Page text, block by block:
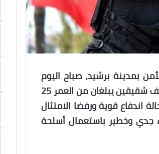
بمدينة برشيد، صباح اليوم
الثلاثاء، لاستعمال سلاحه الوظيفي في تدخل أمني لتوقيف شقيقين يبلغان من العمر 25
اندفاع قوية ورفضا الامتثال
جدي وخطير باستعمال أسلحة